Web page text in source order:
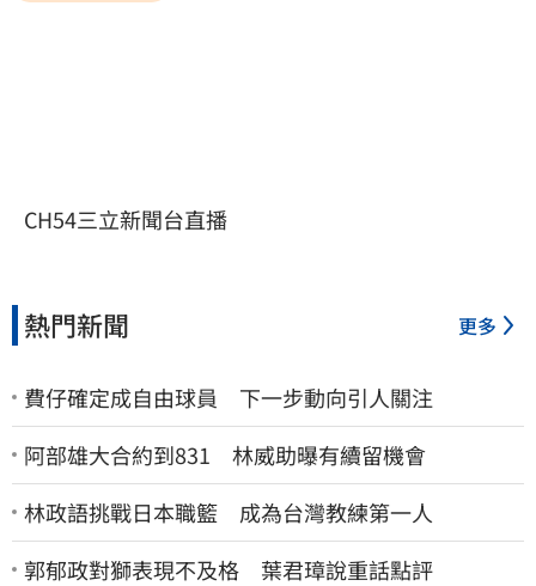
CH54三立新聞台直播
熱門新聞 更多
費仔確定成自由球員 下一步動向引人關注
阿部雄大合約到831 林威助曝有續留機會
林政語挑戰日本職籃 成為台灣教練第一人
郭郁政對獅表現不及格 葉君璋說重話點評